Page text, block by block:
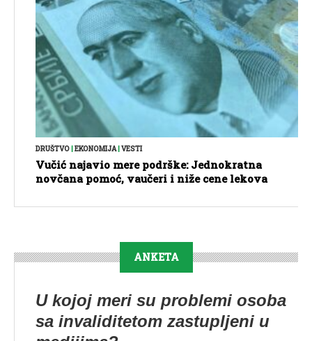
DRUŠTVO|EKONOMIJA|VESTI
Vučić najavio mere podrške: Jednokratna
novčana pomoć, vaučeri i niže cene lekova
ANKETA
U kojoj meri su problemi osoba
sa invaliditetom zastupljeni u